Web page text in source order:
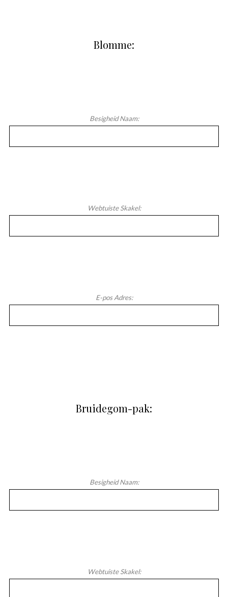
Blomme:
Besigheid Naam:
Webtuiste Skakel:
E-pos Adres:
Bruidegom-pak:
Besigheid Naam:
Webtuiste Skakel: